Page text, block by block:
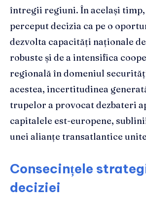
întregii regiuni. În același
perceput decizia ca pe o
dezvolta capacități naționale
robuste și de a intensifica
regională în domeniul
acestea, incertitudinea
trupelor a provocat dezbateri
capitalele est-europene,
unei alianțe transatlantice
Consecințele
deciziei